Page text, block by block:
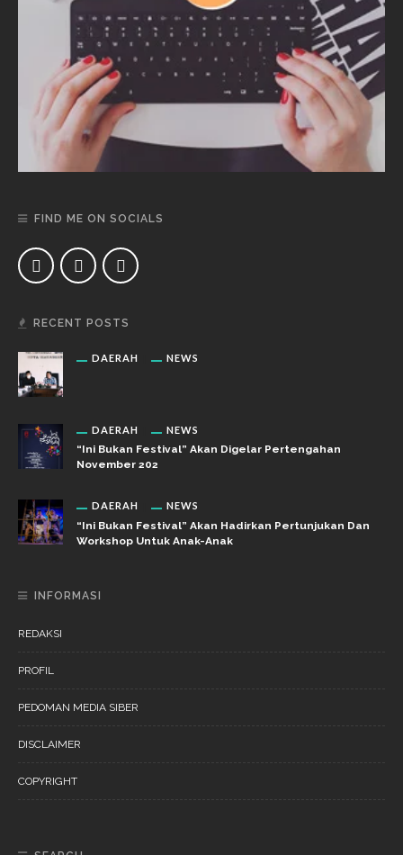
FIND ME ON SOCIALS
RECENT POSTS
DAERAH NEWS
DAERAH NEWS
“Ini Bukan Festival” Akan Digelar Pertengahan
November 202
DAERAH NEWS
“Ini Bukan Festival” Akan Hadirkan Pertunjukan Dan
Workshop Untuk Anak-Anak
INFORMASI
REDAKSI
PROFIL
PEDOMAN MEDIA SIBER
DISCLAIMER
COPYRIGHT